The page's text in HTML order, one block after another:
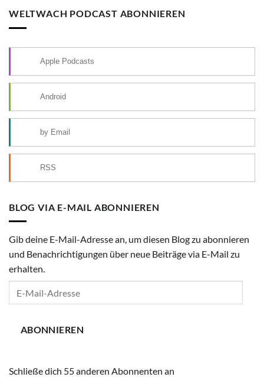
WELTWACH PODCAST ABONNIEREN
Apple Podcasts
Android
by Email
RSS
BLOG VIA E-MAIL ABONNIEREN
Gib deine E-Mail-Adresse an, um diesen Blog zu abonnieren
und Benachrichtigungen über neue Beiträge via E-Mail zu
erhalten.
ABONNIEREN
Schließe dich 55 anderen Abonnenten an